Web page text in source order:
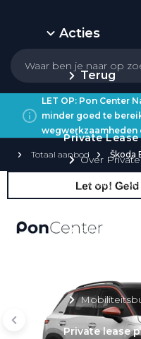
Acties
Terug
Private Lease
Over
Private
Private
Private lease
LET OP: Pon Center
minder goed te
wegwerkzaamheden
Totaal aanbod Škoda